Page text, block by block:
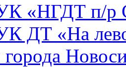
«НГДТ п/р
ДТ «На